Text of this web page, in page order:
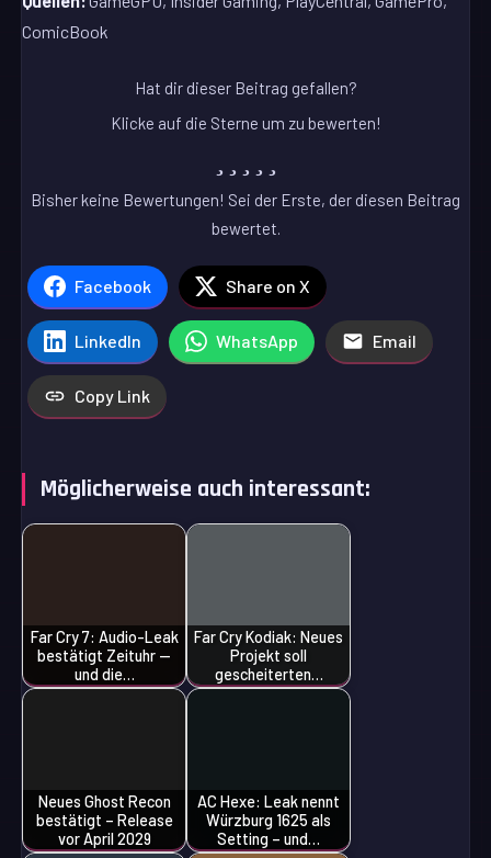
ComicBook
Hat dir dieser Beitrag gefallen?
Klicke auf die Sterne um zu bewerten!
Bisher keine Bewertungen! Sei der Erste, der diesen Beitrag
bewertet.
Facebook Share on X
LinkedIn WhatsApp Email
Copy Link
Möglicherweise auch interessant:
Far Cry 7: Audio-Leak
bestätigt Zeituhr —
und die…
Far Cry Kodiak: Neues
Projekt soll
gescheiterten…
Neues Ghost Recon
bestätigt – Release
vor April 2029
AC Hexe: Leak nennt
Würzburg 1625 als
Setting – und…